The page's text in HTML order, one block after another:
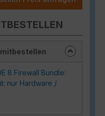
8 Firewall Bundle:
nur Hardware /